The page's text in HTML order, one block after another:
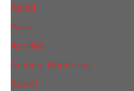
Ajmal
Alaia
Annifen
Antonio Banderas
Armaf